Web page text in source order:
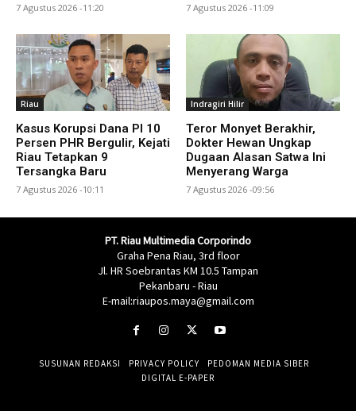
7 Agustus 2026 -11:20 7 Agustus 2026 -11:09
Riau
Kasus Korupsi Dana PI 10
Persen PHR Bergulir, Kejati
Riau Tetapkan 9
Tersangka Baru
7 Agustus 2026 -10:11
Indragiri Hilir
Teror Monyet Berakhir,
Dokter Hewan Ungkap
Dugaan Alasan Satwa Ini
Menyerang Warga
7 Agustus 2026 -09:56
PT. Riau Multimedia Corporindo
Graha Pena Riau, 3rd floor
Jl. HR Soebrantas KM 10.5 Tampan
Pekanbaru - Riau
E-mail:riaupos.maya@gmail.com
SUSUNAN REDAKSI PRIVACY POLICY
PEDOMAN MEDIA SIBER
DIGITAL E-PAPER